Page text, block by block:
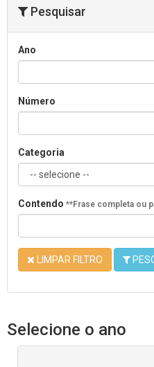
Pesquisar
Ano
Número
Categoria
Contendo **Frase completa ou
LIMPAR FILTRO
Selecione o ano